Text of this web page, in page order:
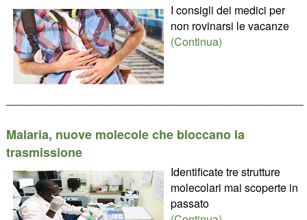
I consigli dei medici per
non rovinarsi le vacanze
(Continua)
Malaria, nuove molecole che bloccano la
trasmissione
Identificate tre strutture
molecolari mai scoperte in
passato